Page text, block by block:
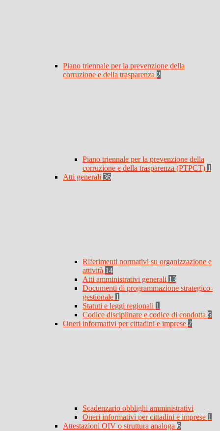
Piano triennale per la prevenzione della
corruzione e della trasparenza 2
Piano triennale per la prevenzione della
corruzione e della trasparenza (PTPCT) 1
Atti generali 36
Riferimenti normativi su organizzazione e
attività 14
Atti amministrativi generali 13
Documenti di programmazione strategico-
gestionale 1
Statuti e leggi regionali 1
Codice disciplinare e codice di condotta 5
Oneri informativi per cittadini e imprese 2
Scadenzario obblighi amministrativi
Oneri informativi per cittadini e imprese 1
Attestazioni OIV o struttura analoga 6